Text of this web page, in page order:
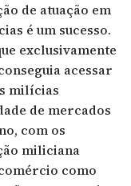
de atuação em
é um sucesso.
exclusivamente
acessar
milícias
de mercados
com os
miliciana
como